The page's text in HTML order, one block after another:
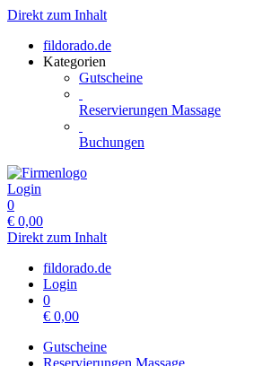
Direkt zum Inhalt
fildorado.de
Kategorien
Gutscheine
Reservierungen Massage
Buchungen
Login
0
€ 0,00
Direkt zum Inhalt
fildorado.de
Login
0
€ 0,00
Gutscheine
Reservierungen Massage